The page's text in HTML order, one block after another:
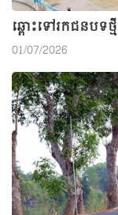
ឆ្ពោះទៅរកជនបទ
01/07/2026